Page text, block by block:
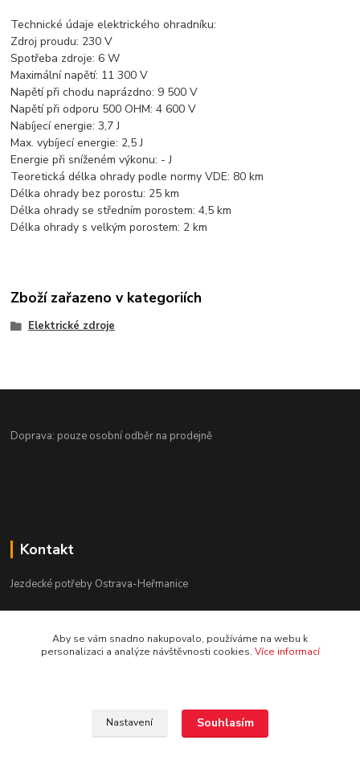
Technické údaje elektrického ohradníku:
Zdroj proudu: 230 V
Spotřeba zdroje: 6 W
Maximální napětí: 11 300 V
Napětí při chodu naprázdno: 9 500 V
Napětí při odporu 500 OHM: 4 600 V
Nabíjecí energie: 3,7 J
Max. vybíjecí energie: 2,5 J
Energie při sníženém výkonu: - J
Teoretická délka ohrady podle normy VDE: 80 km
Délka ohrady bez porostu: 25 km
Délka ohrady se středním porostem: 4,5 km
Délka ohrady s velkým porostem: 2 km
Zboží zařazeno v kategoriích
Elektrické zdroje
Doprava: pouze osobní odběr na prodejně
Kontakt
Jezdecké potřeby Ostrava-Heřmanice
Po-Pá 9:30 - 17:30
Aby se vám snadno nakupovalo, používáme na webu k
personalizaci a analýze návštěvnosti cookies. Více informací
Nastavení Souhlasím